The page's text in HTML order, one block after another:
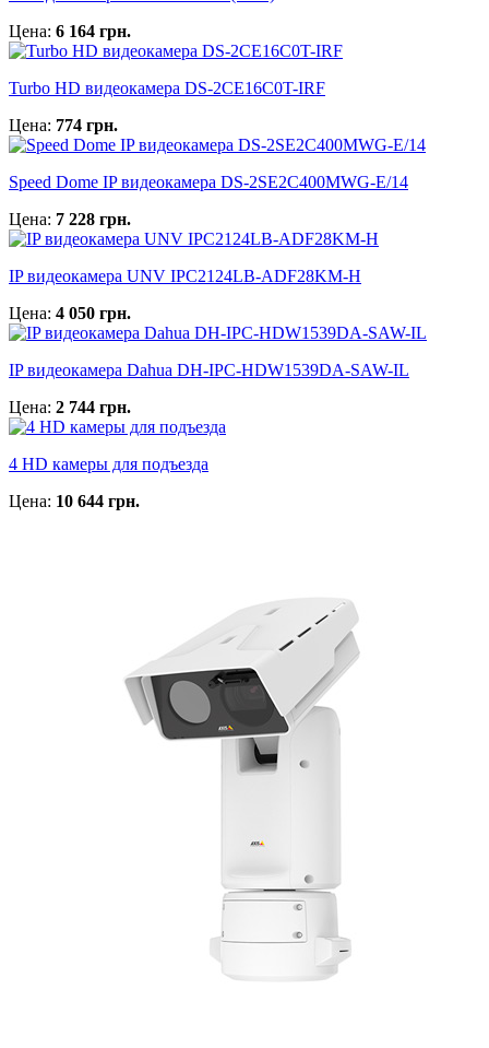
Цена: 6 164 грн.
Turbo HD видеокамера DS-2CE16C0T-IRF
Цена: 774 грн.
Speed Dome IP видеокамера DS-2SE2C400MWG-E/14
Цена: 7 228 грн.
IP видеокамера UNV IPC2124LB-ADF28KM-H
Цена: 4 050 грн.
IP видеокамера Dahua DH-IPC-HDW1539DA-SAW-IL
Цена: 2 744 грн.
4 HD камеры для подъезда
Цена: 10 644 грн.